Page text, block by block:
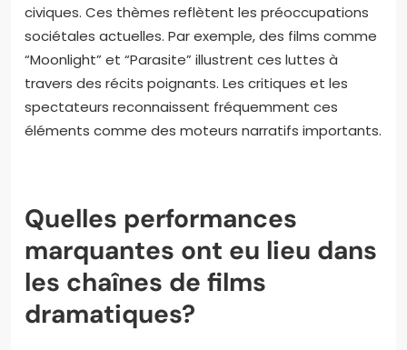
civiques. Ces thèmes reflètent les préoccupations
sociétales actuelles. Par exemple, des films comme
“Moonlight” et “Parasite” illustrent ces luttes à
travers des récits poignants. Les critiques et les
spectateurs reconnaissent fréquemment ces
éléments comme des moteurs narratifs importants.